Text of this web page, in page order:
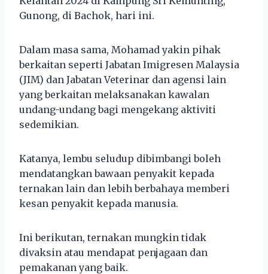
Gunong, di Bachok, hari ini.
Dalam masa sama, Mohamad yakin pihak
berkaitan seperti Jabatan Imigresen Malaysia
(JIM) dan Jabatan Veterinar dan agensi lain
yang berkaitan melaksanakan kawalan
undang-undang bagi mengekang aktiviti
sedemikian.
Katanya, lembu seludup dibimbangi boleh
mendatangkan bawaan penyakit kepada
ternakan lain dan lebih berbahaya memberi
kesan penyakit kepada manusia.
Ini berikutan, ternakan mungkin tidak
divaksin atau mendapat penjagaan dan
pemakanan yang baik.